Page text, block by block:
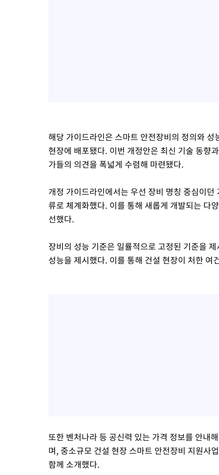
해당 가이드라인은 스마트 안전장비의 정의와
현장에 배포됐다. 이번 개정안은 최신 기술 동향
가들의 의견을 폭넓게 수렴해 마련됐다.
개정 가이드라인에서는 우선 장비 명칭 중심이
류로 체계화했다. 이를 통해 새롭게 개발되는 다
선했다.
장비의 성능 기준은 일률적으로 고정된 기준을
성능을 제시했다. 이를 통해 건설 현장이 처한
또한 벤처나라 등 공신력 있는 가격 정보를 안내
며, 중소규모 건설 현장 스마트 안전장비 지원사
함께 소개했다.